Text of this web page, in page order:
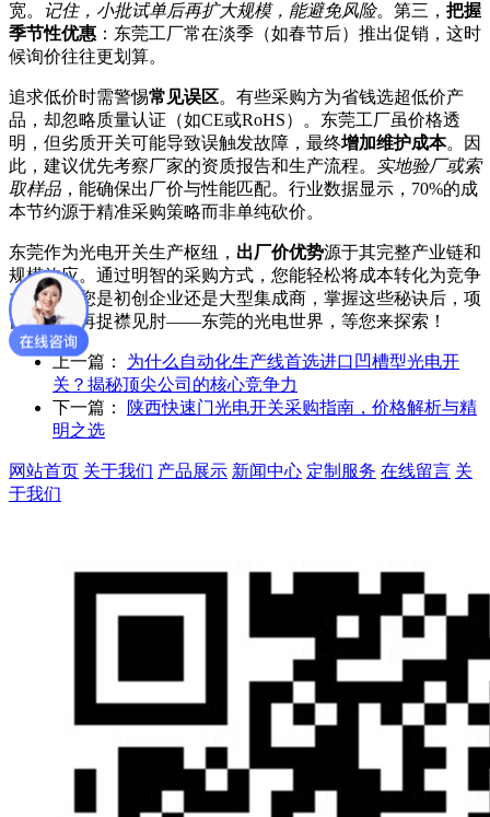
宽。
记住，小批试单后再扩大规模，能避免风险。第三， 把握
季节性优惠 ：东莞工厂常在淡季（如春节后）推出促销，这时
候询价往往更划算。
追求低价时需警惕常见误区。有些采购方为省钱选超低价产
品，却忽略质量认证（如CE或RoHS）。东莞工厂虽价格透
明，但劣质开关可能导致误触发故障，最终增加维护成本。因
此，建议优先考察厂家的资质报告和生产流程。 实地验厂或索
取样品 ，能确保出厂价与性能匹配。行业数据显示，70%的成
本节约源于精准采购策略而非单纯砍价。
东莞作为光电开关生产枢纽， 出厂价优势源于其完整产业链和
规模效应。通过明智的采购方式，您能轻松将成本转化为竞争
力。无论您是初创企业还是大型集成商，掌握这些秘诀后，项
目预算不再捉襟见肘——东莞的光电世界，等您来探索！
上一篇： 为什么自动化生产线首选进口凹槽型光电开
关？揭秘顶尖公司的核心竞争力
下一篇：
陕西快速门光电开关采购指南，价格解析与精
明之选
网站首页 关于我们 产品展示 新闻中心 定制服务 在线留言 关
于我们